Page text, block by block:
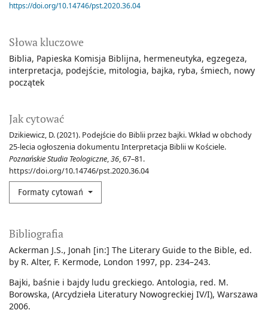
Słowa kluczowe
Biblia Papieska Komisja Biblijna hermeneutyka egzegeza
interpretacja podejście mitologia bajka ryba śmiech nowy
początek
Jak cytować
Dzikiewicz, D. (2021). Podejście do Biblii przez bajki. Wkład w obchody
25-lecia ogłoszenia dokumentu Interpretacja Biblii w Kościele.
Poznańskie Studia Teologiczne,36, 67–81.
https://doi.org/10.14746/pst.2020.36.04
Formaty cytowań
https://doi.org/10.14746/pst.2020.36.04
Bibliografia
Ackerman J.S., Jonah [in:] The Literary Guide to the Bible, ed.
by R. Alter, F. Kermode, London 1997, pp. 234–243.
Bajki, baśnie i bajdy ludu greckiego. Antologia, red. M.
Borowska, (Arcydzieła Literatury Nowogreckiej IV/I), Warszawa
2006.